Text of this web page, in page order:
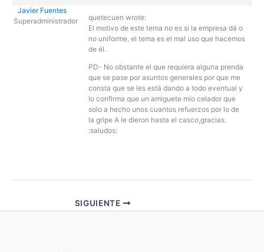
Javier Fuentes
Superadministrador
quetecuen wrote:
El motivo de este tema no es si la empresa dá o
no uniforme, el tema es el mal uso que hacemos
de él.
PD- No obstante el que requiera alguna prenda
que se pase por asuntos generales por que me
consta que se les está dando a todo eventual y
lo confirma que un amiguete mío celador que
solo a hecho unos cuantos refuerzos por lo de
la gripe A le dieron hasta el casco,gracias.
:saludos:
SIGUIENTE